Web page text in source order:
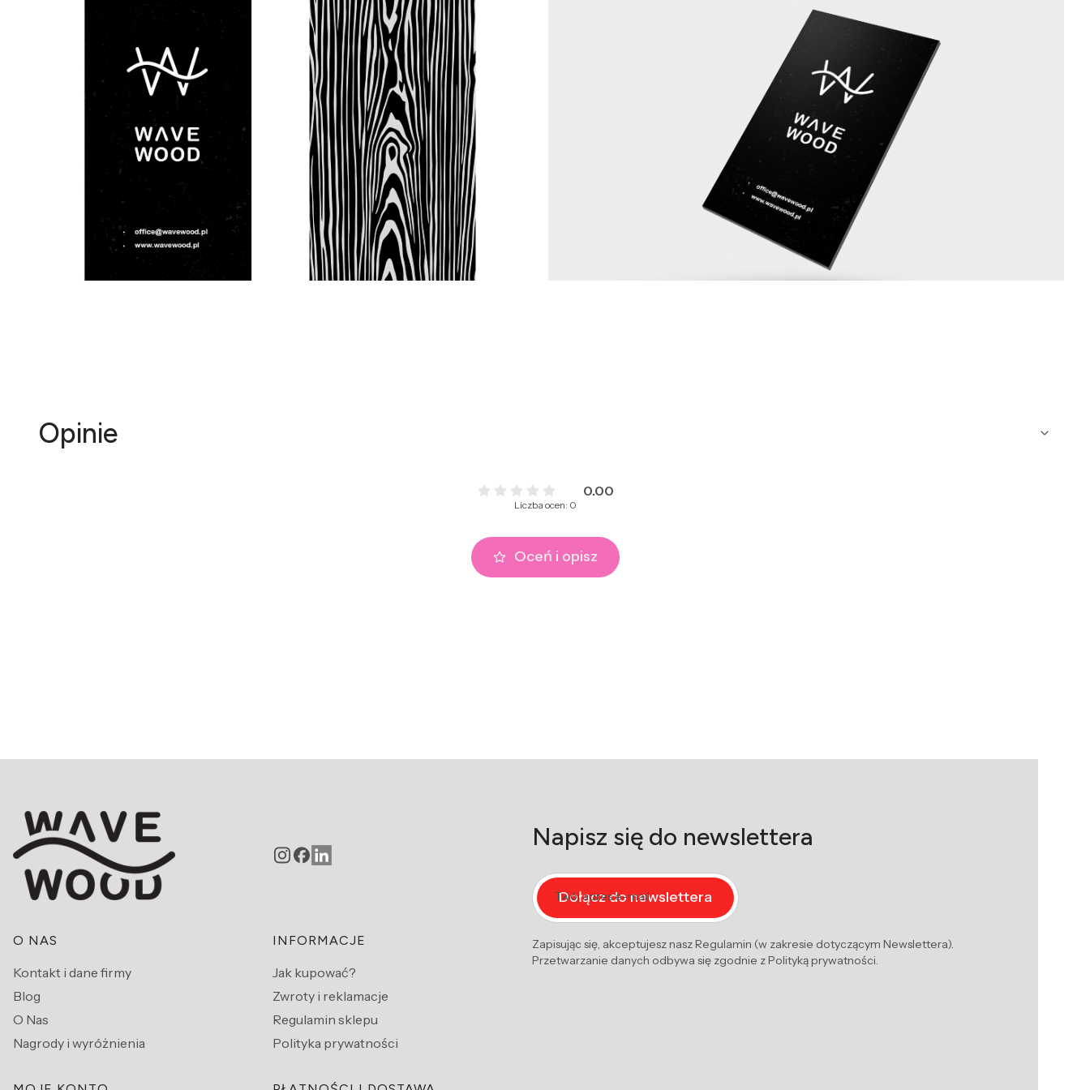
Opinie
0.00
Liczba ocen: 0
Oceń i opisz
Linki w stopce
O NAS
Kontakt i dane firmy
Blog
O Nas
Nagrody i wyróżnienia
INFORMACJE
Jak kupować?
Zwroty i reklamacje
Regulamin sklepu
Polityka prywatności
Napisz się do newslettera
Twój adres e-mail
Dołącz do newslettera
Zapisując się, akceptujesz nasz Regulamin (w zakresie dotyczącym Newslettera).
Przetwarzanie danych odbywa się zgodnie z Polityką prywatności.